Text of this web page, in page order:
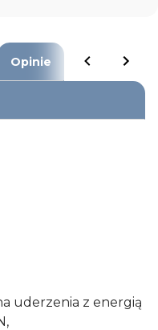
Opinie
uderzenia z energią